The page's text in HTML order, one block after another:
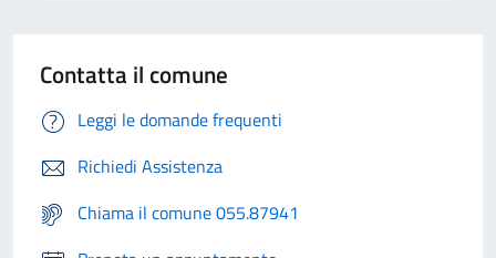
Contatta il comune
Leggi le domande frequenti
Richiedi Assistenza
Chiama il comune 055.87941